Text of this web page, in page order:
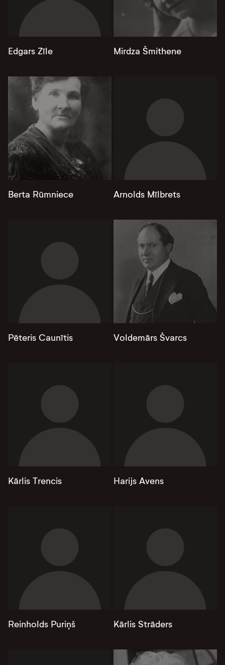
Edgars Zīle Mirdza Šmithene
Berta Rūmniece Arnolds Mīlbrets
Pēteris Caunītis Voldemārs Švarcs
Kārlis Trencis Harijs Avens
Reinholds Puriņš Kārlis Strāders